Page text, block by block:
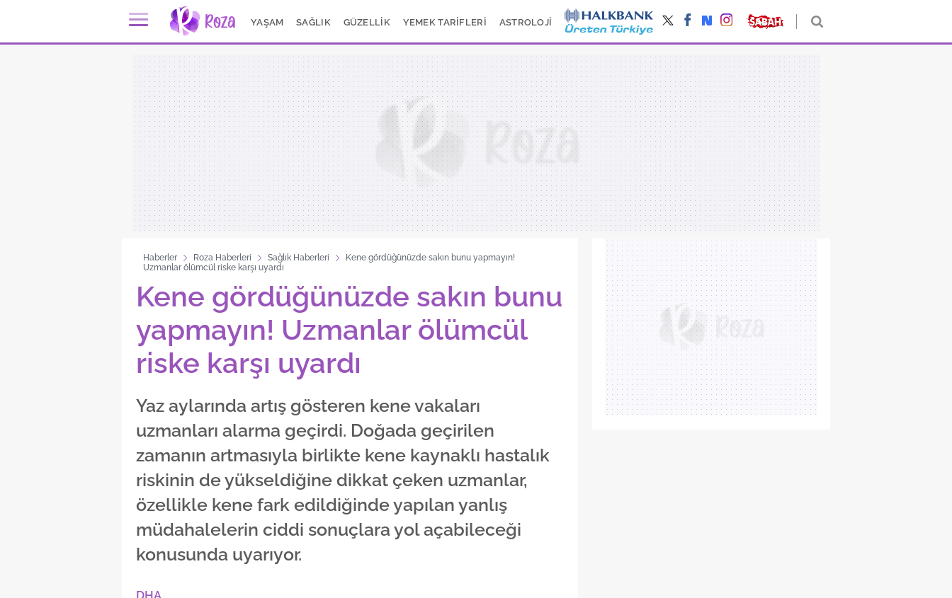
YAŞAM SAĞLIK GÜZELLİK YEMEK TARİFLERİ ASTROLOJİ
Haberler Roza Haberleri Sağlık Haberleri
Kene gördüğünüzde sakın bunu yapmayın!
Uzmanlar ölümcül riske karşı uyardı
Kene gördüğünüzde sakın bunu
yapmayın! Uzmanlar ölümcül
riske karşı uyardı
Yaz aylarında artış gösteren kene vakaları
uzmanları alarma geçirdi. Doğada geçirilen
zamanın artmasıyla birlikte kene kaynaklı hastalık
riskinin de yükseldiğine dikkat çeken uzmanlar,
özellikle kene fark edildiğinde yapılan yanlış
müdahalelerin ciddi sonuçlara yol açabileceği
konusunda uyarıyor.
DHA